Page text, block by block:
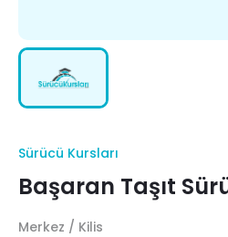
Sürücü Kursları
Başaran Taşıt
Merkez / Kilis